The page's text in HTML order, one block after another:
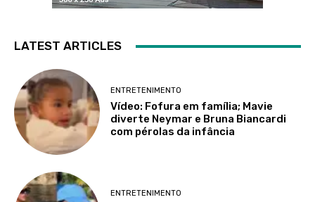
LATEST ARTICLES
ENTRETENIMENTO
Vídeo: Fofura em família; Mavie
diverte Neymar e Bruna Biancardi
com pérolas da infância
ENTRETENIMENTO